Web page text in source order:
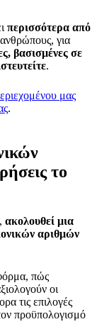
περισσότερα από
για
βασισμένες σε
.
μας
.
το
ακολουθεί μια
αριθμών
πώς
οι
τις επιλογές
προϋπολογισμό